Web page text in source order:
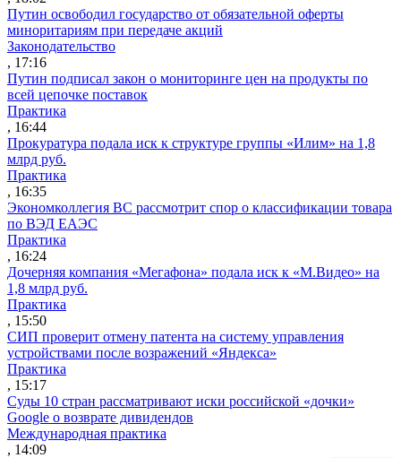
Путин освободил государство от обязательной оферты
миноритариям при передаче акций
Законодательство
, 17:16
Путин подписал закон о мониторинге цен на продукты по
всей цепочке поставок
Практика
, 16:44
Прокуратура подала иск к структуре группы «Илим» на 1,8
млрд руб.
Практика
, 16:35
Экономколлегия ВС рассмотрит спор о классификации товара
по ВЭД ЕАЭС
Практика
, 16:24
Дочерняя компания «Мегафона» подала иск к «М.Видео» на
1,8 млрд руб.
Практика
, 15:50
СИП проверит отмену патента на систему управления
устройствами после возражений «Яндекса»
Практика
, 15:17
Суды 10 стран рассматривают иски российской «дочки»
Google о возврате дивидендов
Международная практика
, 14:09